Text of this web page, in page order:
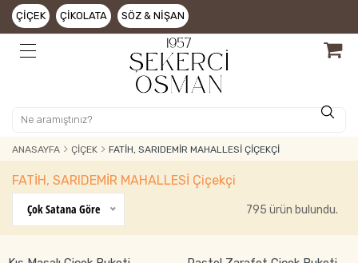
ÇIÇEK ÇIKOLATA SÖZ & NIŞAN
ANASAYFA ÇIÇEK FATİH, SARIDEMİR MAHALLESİ ÇIÇEKÇI
FATİH, SARIDEMİR MAHALLESİ Çiçekçi
Çok Satana Göre
795 ürün bulundu.